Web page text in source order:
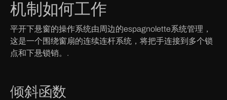
机制如何工作
平开下悬窗的操作系统由周边的espagnolette系统管理，
这是一个围绕窗扇的连续连杆系统，将把手连接到多个锁
点和下悬锁销。.
倾斜函数